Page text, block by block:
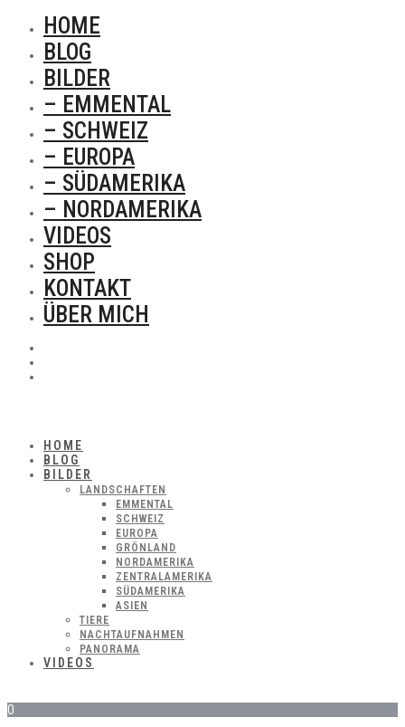
HOME
BLOG
BILDER
– EMMENTAL
– SCHWEIZ
– EUROPA
– SÜDAMERIKA
– NORDAMERIKA
VIDEOS
SHOP
KONTAKT
ÜBER MICH
HOME
BLOG
BILDER
LANDSCHAFTEN
EMMENTAL
SCHWEIZ
EUROPA
GRÖNLAND
NORDAMERIKA
ZENTRALAMERIKA
SÜDAMERIKA
ASIEN
TIERE
NACHTAUFNAHMEN
PANORAMA
VIDEOS
0